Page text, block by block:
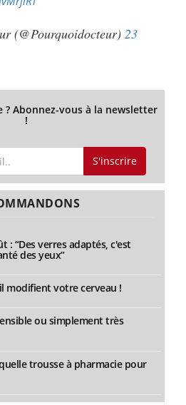
(@Pourquoidocteur) 23
? Abonnez-vous à la newsletter
!
S'inscrire
: “Des verres adaptés, c'est
des yeux”
modifient votre cerveau !
ou simplement très
trousse à pharmacie pour